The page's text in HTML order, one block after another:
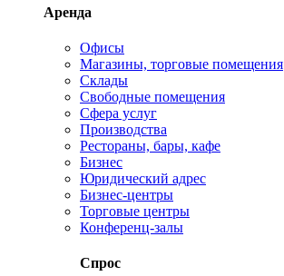
Аренда
Офисы
Магазины, торговые помещения
Склады
Свободные помещения
Сфера услуг
Производства
Рестораны, бары, кафе
Бизнес
Юридический адрес
Бизнес-центры
Торговые центры
Конференц-залы
Спрос